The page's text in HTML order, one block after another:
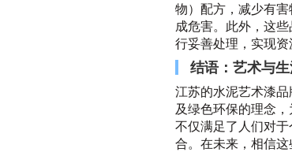
物）配方，减少有
成危害。此外，这
行妥善处理，实现资
结语：艺术与
江苏的水泥艺术漆
及绿色环保的理念
不仅满足了人们对
合。在未来，相信